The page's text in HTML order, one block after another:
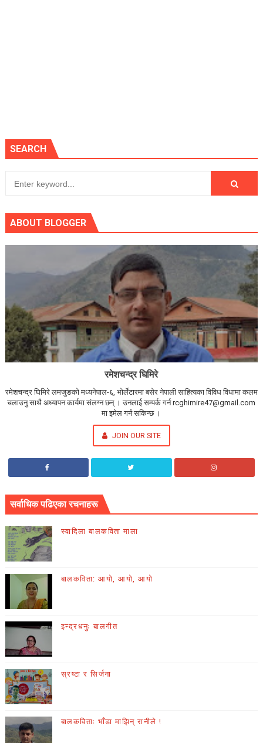
SEARCH
ABOUT BLOGGER
रमेशचन्द्र घिमिरे
रमेशचन्द्र घिमिरे लमजुङको मध्यनेपाल-६, भोर्लेटारमा बसेर नेपाली साहित्यका विविध विधामा कलम
चलाउनु साथै अध्यापन कार्यमा संलग्न छन् । उनलाई सम्पर्क गर्न rcghimire47@gmail.com
मा इमेल गर्न सकिन्छ ।
JOIN OUR SITE
सर्वाधिक पढिएका रचनाहरू
स्वादिला बालकविता माला
बालकविता: आयो, आयो, आयो
इन्द्रधनुः बालगीत
स्रष्टा र सिर्जना
बालकविताः भाँडा माझिन् रानीले !